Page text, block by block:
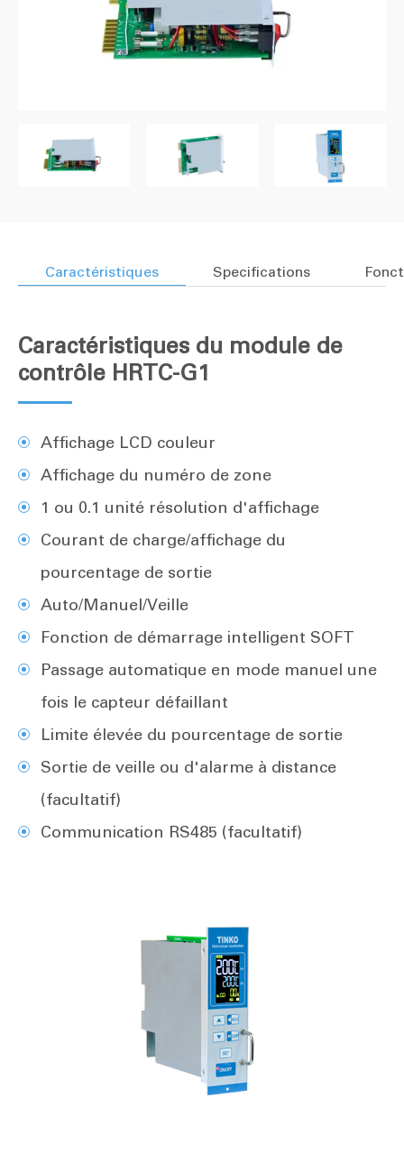
Caractéristiques Specifications
Caractéristiques du module de
contrôle HRTC-G1
Affichage LCD couleur
Affichage du numéro de zone
1 ou 0.1 unité résolution d'affichage
Courant de charge/affichage du
pourcentage de sortie
Auto/Manuel/Veille
Fonction de démarrage intelligent SOFT
Passage automatique en mode manuel une
fois le capteur défaillant
Limite élevée du pourcentage de sortie
Sortie de veille ou d'alarme à distance
(facultatif)
Communication RS485 (facultatif)